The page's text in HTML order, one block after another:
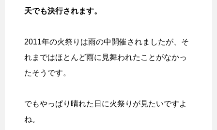
天でも決行されます。
2011年の火祭りは雨の中開催されましたが、そ
れまではほとんど雨に見舞われたことがなかっ
たそうです。
でもやっぱり晴れた日に火祭りが見たいですよ
ね。